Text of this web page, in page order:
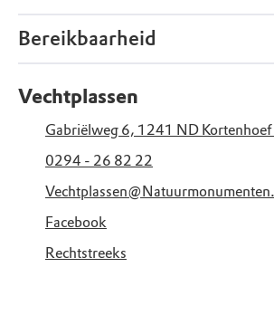
Bereikbaarheid
Vechtplassen
Gabriëlweg 6, 1241 ND
0294 - 26 82 22
Facebook
Rechtstreeks